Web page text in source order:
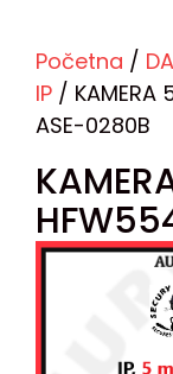
Početna /
IP / KAMERA
ASE-0280B